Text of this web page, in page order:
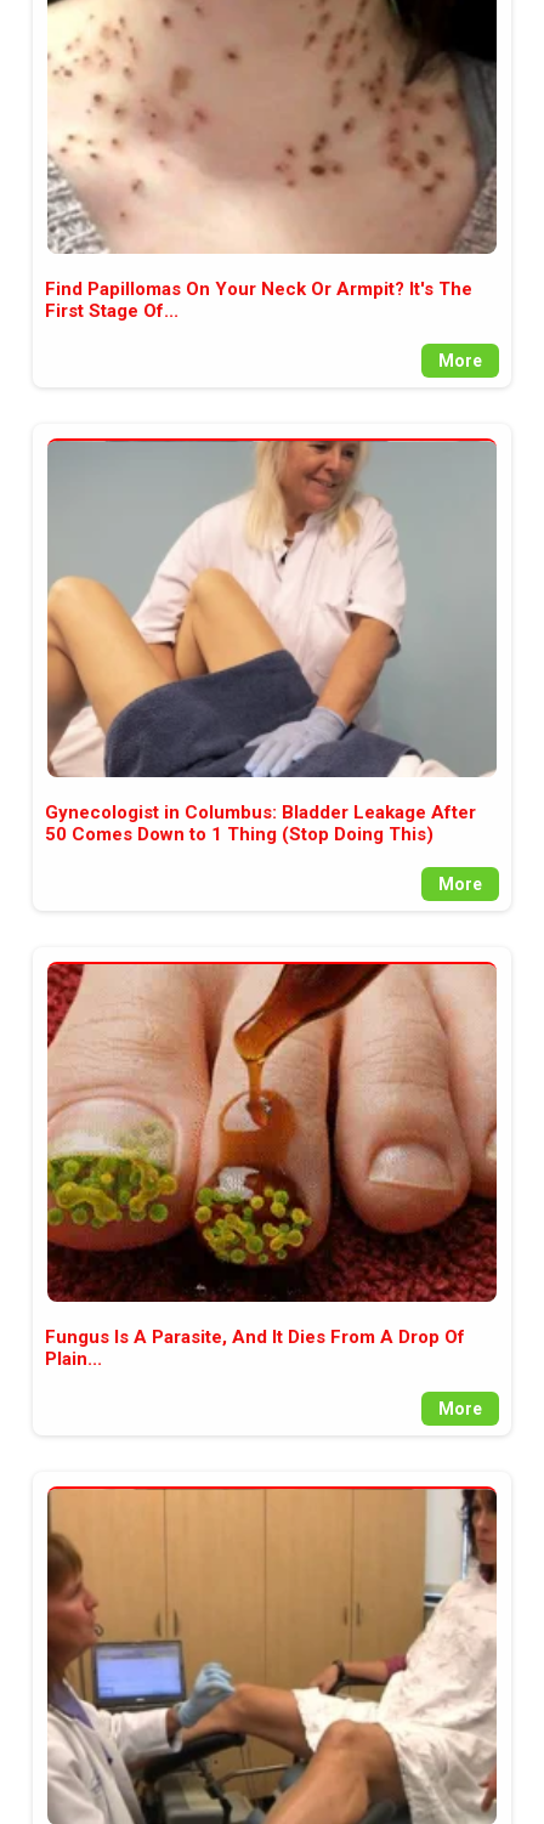
аудитория, затова държим на
прозрачност и коректност от
наша страна. Поднасяме ви
новините такива, каквито са. В
пълния си потенциал.
Find Papillomas On Your Neck Or Armpit? It's The
First Stage Of...
More
Gynecologist in Columbus: Bladder Leakage After
50 Comes Down to 1 Thing (Stop Doing This)
More
Fungus Is A Parasite, And It Dies From A Drop Of
Plain...
More